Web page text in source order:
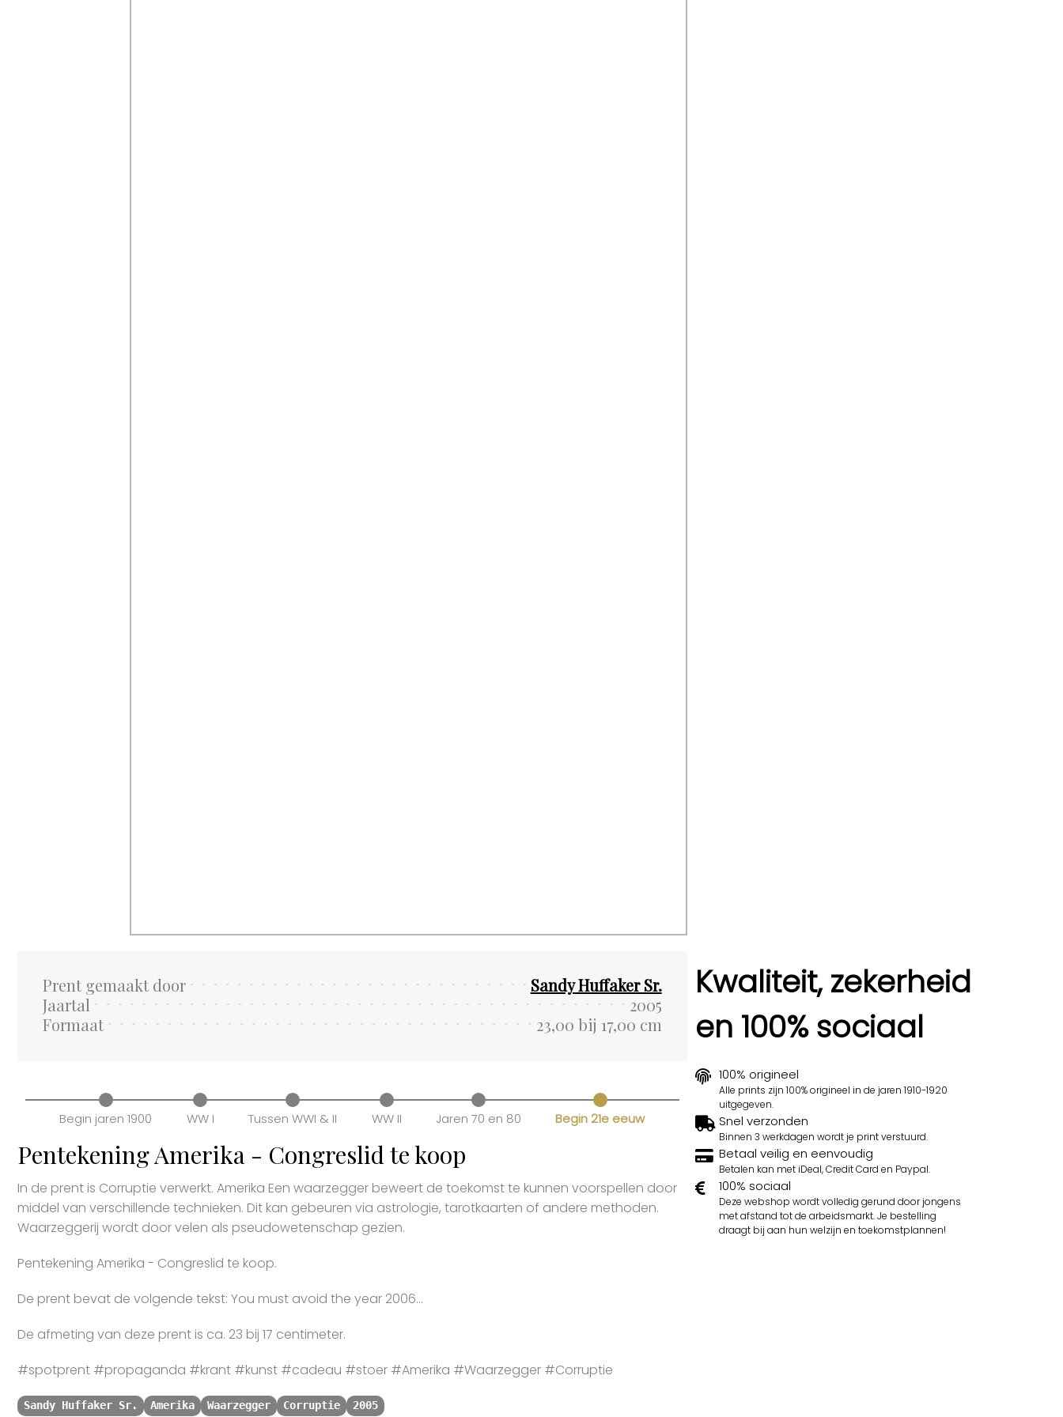
Prent gemaakt door
Sandy Huffaker Sr.
Jaartal
2005
Formaat
23,00 bij 17,00 cm
Begin jaren 1900 WW I Tussen WWI & II WW II Jaren 70 en 80 Begin 21e eeuw
Pentekening Amerika - Congreslid te koop
In de prent is Corruptie verwerkt. Amerika Een waarzegger beweert de toekomst te kunnen voorspellen door
middel van verschillende technieken. Dit kan gebeuren via astrologie, tarotkaarten of andere methoden.
Waarzeggerij wordt door velen als pseudowetenschap gezien.
Pentekening Amerika - Congreslid te koop.
De prent bevat de volgende tekst: You must avoid the year 2006...
De afmeting van deze prent is ca. 23 bij 17 centimeter.
#spotprent #propaganda #krant #kunst #cadeau #stoer #Amerika #Waarzegger #Corruptie
Sandy Huffaker Sr. Amerika Waarzegger Corruptie 2005
Kwaliteit, zekerheid
en 100% sociaal
100% origineel
Alle prints zijn 100% origineel in de jaren 1910-1920
uitgegeven.
Snel verzonden
Binnen 3 werkdagen wordt je print verstuurd.
Betaal veilig en eenvoudig
Betalen kan met iDeal, Credit Card en Paypal.
100% sociaal
Deze webshop wordt volledig gerund door jongens
met afstand tot de arbeidsmarkt. Je bestelling
draagt bij aan hun welzijn en toekomstplannen!